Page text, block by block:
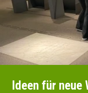
Ideen für neue